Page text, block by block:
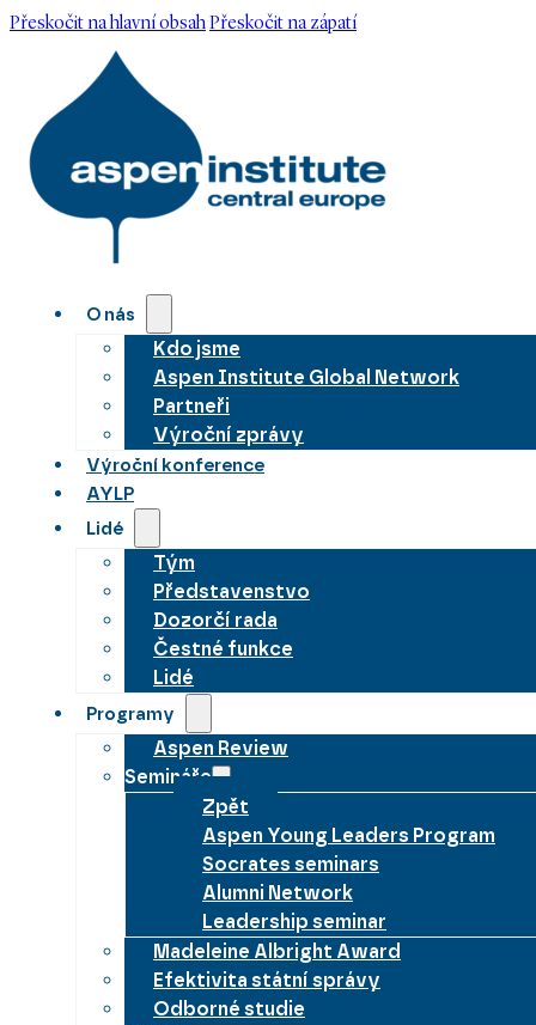
Přeskočit na hlavní obsahPřeskočit na zápatí
O nás
Kdo jsme
Aspen Institute Global Network
Partneři
Výroční zprávy
Výroční konference
AYLP
Lidé
Tým
Představenstvo
Dozorčí rada
Čestné funkce
Lidé
Programy
Aspen Review
Semináře
Zpět
Aspen Young Leaders Program
Socrates seminars
Alumni Network
Leadership seminar
Madeleine Albright Award
Efektivita státní správy
Odborné studie